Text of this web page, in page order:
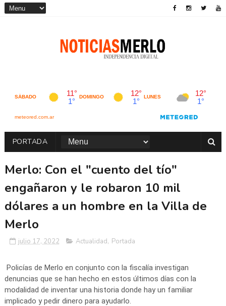
PORTADA
Merlo: Con el "cuento del tío"
engañaron y le robaron 10 mil
dólares a un hombre en la Villa de
Merlo
julio 17, 2022 Actualidad, Portada
Policías de Merlo en conjunto con la fiscalía investigan
denuncias que se han hecho en estos últimos días con la
modalidad de inventar una historia donde hay un familiar
implicado y pedir dinero para ayudarlo.